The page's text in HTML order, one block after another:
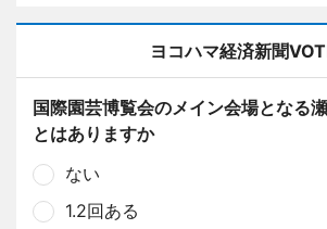
ヨコハマ経済新聞
国際園芸博覧会のメイン会場となる
とはありますか
ない
1.2回ある